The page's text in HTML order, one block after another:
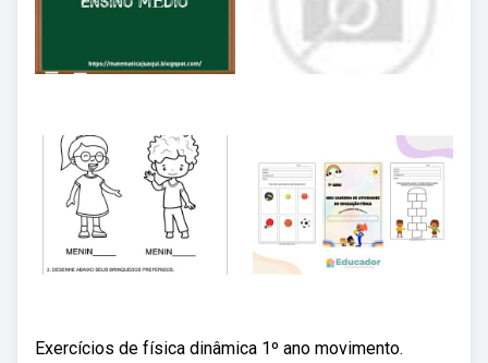
Exercícios de física dinâmica 1º ano movimento.